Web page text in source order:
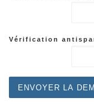
Vérification